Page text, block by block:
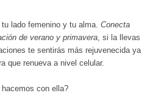
lado femenino y tu alma. Conecta
de verano y primavera, si la llevas
te sentirás más rejuvenecida ya
que renueva a nivel celular.
hacemos con ella?